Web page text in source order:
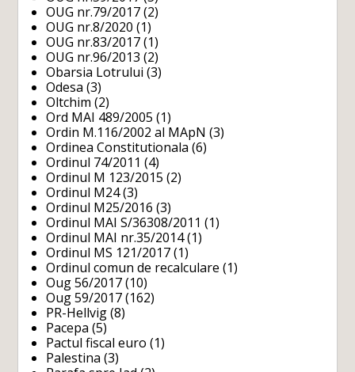
OUG nr.79/2017 (2)
OUG nr.8/2020 (1)
OUG nr.83/2017 (1)
OUG nr.96/2013 (2)
Obarsia Lotrului (3)
Odesa (3)
Oltchim (2)
Ord MAI 489/2005 (1)
Ordin M.116/2002 al MApN (3)
Ordinea Constitutionala (6)
Ordinul 74/2011 (4)
Ordinul M 123/2015 (2)
Ordinul M24(3)
Ordinul M25/2016 (3)
Ordinul MAI S/36308/2011 (1)
Ordinul MAI nr.35/2014(1)
Ordinul MS 121/2017 (1)
Ordinul comun de recalculare (1)
Oug 56/2017 (10)
Oug 59/2017 (162)
PR-Hellvig (8)
Pacepa (5)
Pactul fiscal euro (1)
Palestina (3)